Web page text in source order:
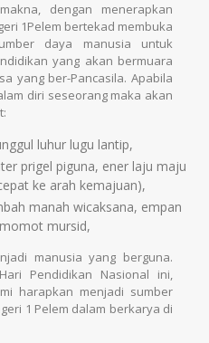
dengan menerapkan
1Pelem bertekad membuka
daya manusia untuk
yang akan bermuara
yang ber-Pancasila. Apabila
diri seseorang maka akan
luhur lugu lantip,
prigel piguna, ener laju maju
ke arah kemajuan),
manah wicaksana, empan
mursid,
manusia yang berguna.
Pendidikan Nasional ini,
harapkan menjadi sumber
1 Pelem dalam berkarya di